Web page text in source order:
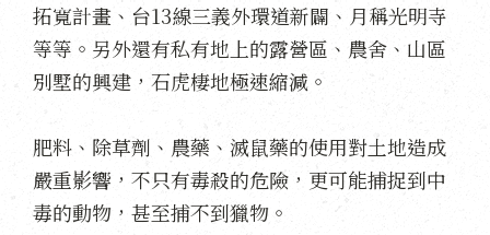
拓寬計畫、台13線三義外環道新闢、月稱光明寺
等等。另外還有私有地上的露營區、農舍、山區
別墅的興建，石虎棲地極速縮減。
肥料、除草劑、農藥、滅鼠藥的使用對土地造成
嚴重影響，不只有毒殺的危險，更可能捕捉到中
毒的動物，甚至捕不到獵物。